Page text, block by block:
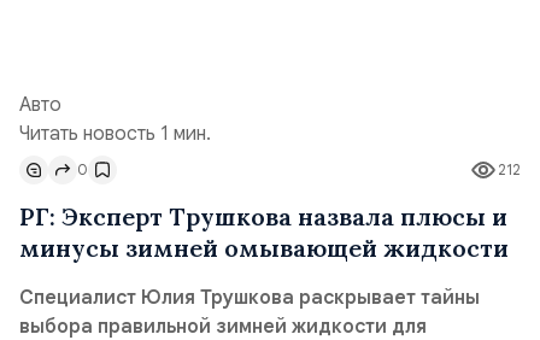
Авто
Читать новость 1 мин.
212
0
РГ: Эксперт Трушкова назвала плюсы и
минусы зимней омывающей жидкости
Специалист Юлия Трушкова раскрывает тайны
выбора правильной зимней жидкости для